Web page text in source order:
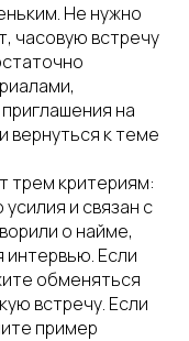
Не нужно
часовую встречу
на
вернуться к теме
трем критериям:
и связан с
о найме,
интервью. Если
обменяться
встречу. Если
пример